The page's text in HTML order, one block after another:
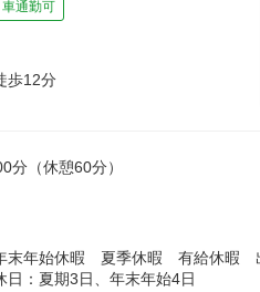
車通勤可
歩12分
分（休憩60分）
年始休暇 夏季休暇 有給休暇
：夏期3日、年末年始4日